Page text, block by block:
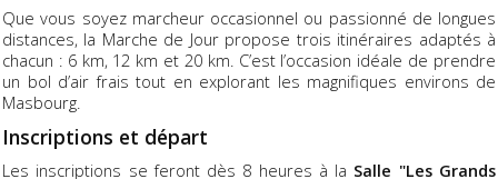
Que vous soyez marcheur occasionnel ou passionné de longues
distances, la Marche de Jour propose trois itinéraires adaptés à
chacun : 6 km, 12 km et 20 km. C’est l’occasion idéale de prendre
un bol d’air frais tout en explorant les magnifiques environs de
Masbourg.
Inscriptions et départ
Les inscriptions se feront dès 8 heures à la Salle "Les Grands